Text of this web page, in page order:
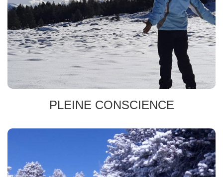
Respirer
Libérer les émotions
Relaxation dynamique
PLEINE CONSCIENCE
CENTRAGE